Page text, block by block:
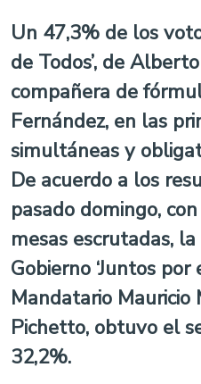
Un 47,3% de los
de Todos’, de
compañera de
Fernández, en las
simultáneas y
De acuerdo a los
pasado domingo,
mesas escrutadas,
Gobierno ‘Juntos
Mandatario
Pichetto, obtuvo el
32,2%.